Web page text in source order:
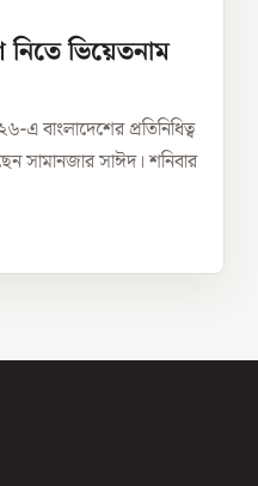
ভিয়েতনাম
এ বাংলাদেশের প্রতিনিধিত্ব
সামানজার সাঈদ। শনিবার